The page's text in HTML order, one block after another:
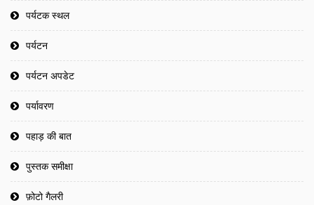
पर्यटक स्थल
पर्यटन
पर्यटन अपडेट
पर्यावरण
पहाड़ की बात
पुस्तक समीक्षा
फ़ोटो गैलरी